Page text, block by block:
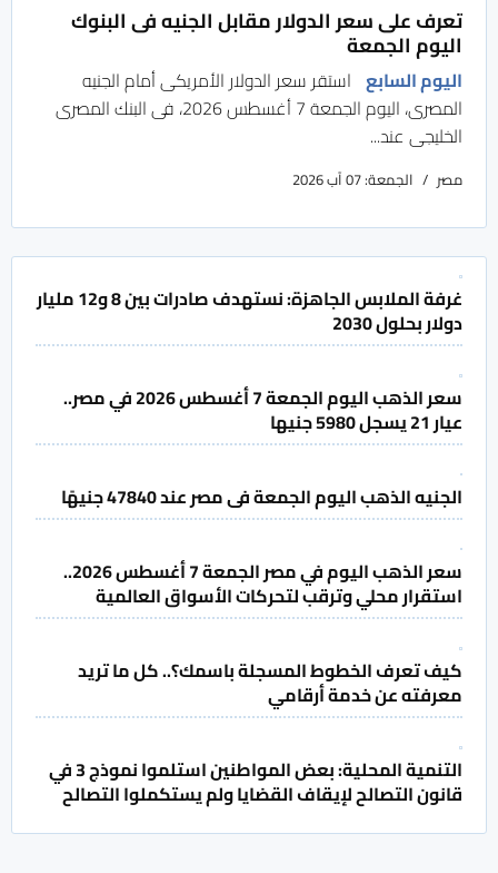
تعرف على سعر الدولار مقابل الجنيه فى البنوك
اليوم الجمعة
اليوم السابع استقر سعر الدولار الأمريكى أمام الجنيه
المصرى، اليوم الجمعة 7 أغسطس 2026، فى البنك المصرى
الخليجى عند...
مصر الجمعة: 07 آب 2026
غرفة الملابس الجاهزة: نستهدف صادرات بين 8 و12 مليار
دولار بحلول 2030
سعر الذهب اليوم الجمعة 7 أغسطس 2026 في مصر..
عيار 21 يسجل 5980 جنيها
الجنيه الذهب اليوم الجمعة فى مصر عند 47840 جنيهًا
سعر الذهب اليوم في مصر الجمعة 7 أغسطس 2026..
استقرار محلي وترقب لتحركات الأسواق العالمية
كيف تعرف الخطوط المسجلة باسمك؟.. كل ما تريد
معرفته عن خدمة أرقامي
التنمية المحلية: بعض المواطنين استلموا نموذج 3 في
قانون التصالح لإيقاف القضايا ولم يستكملوا التصالح